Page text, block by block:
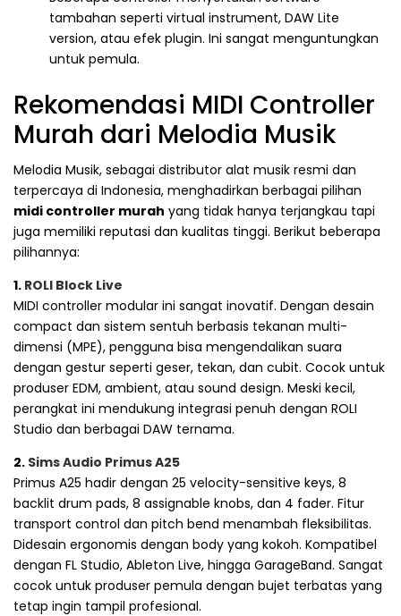
tambahan seperti virtual instrument, DAW Lite
version, atau efek plugin. Ini sangat menguntungkan
untuk pemula.
Rekomendasi MIDI Controller
Murah dari Melodia Musik
Melodia Musik, sebagai distributor alat musik resmi dan
terpercaya di Indonesia, menghadirkan berbagai pilihan
midi controller murah yang tidak hanya terjangkau tapi
juga memiliki reputasi dan kualitas tinggi. Berikut beberapa
pilihannya:
1. ROLI Block Live
MIDI controller modular ini sangat inovatif. Dengan desain
compact dan sistem sentuh berbasis tekanan multi-
dimensi (MPE), pengguna bisa mengendalikan suara
dengan gestur seperti geser, tekan, dan cubit. Cocok untuk
produser EDM, ambient, atau sound design. Meski kecil,
perangkat ini mendukung integrasi penuh dengan ROLI
Studio dan berbagai DAW ternama.
2. Sims Audio Primus A25
Primus A25 hadir dengan 25 velocity-sensitive keys, 8
backlit drum pads, 8 assignable knobs, dan 4 fader. Fitur
transport control dan pitch bend menambah fleksibilitas.
Didesain ergonomis dengan body yang kokoh. Kompatibel
dengan FL Studio, Ableton Live, hingga GarageBand. Sangat
cocok untuk produser pemula dengan bujet terbatas yang
tetap ingin tampil profesional.